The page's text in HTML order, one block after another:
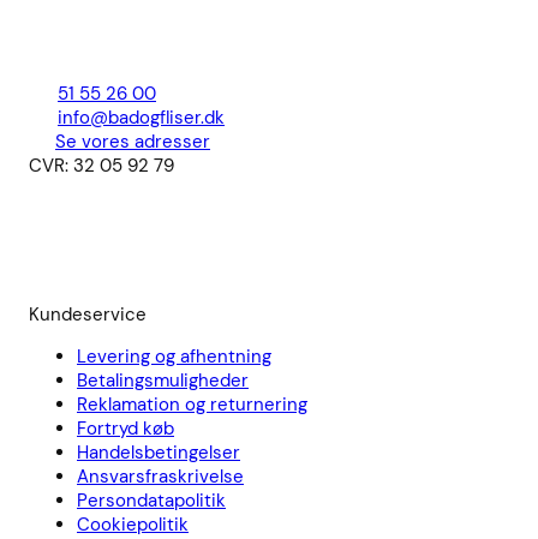
51 55 26 00
info@badogfliser.dk
Se vores adresser
CVR: 32 05 92 79
Kundeservice
Levering og afhentning
Betalingsmuligheder
Reklamation og returnering
Fortryd køb
Handelsbetingelser
Ansvarsfraskrivelse
Persondatapolitik
Cookiepolitik